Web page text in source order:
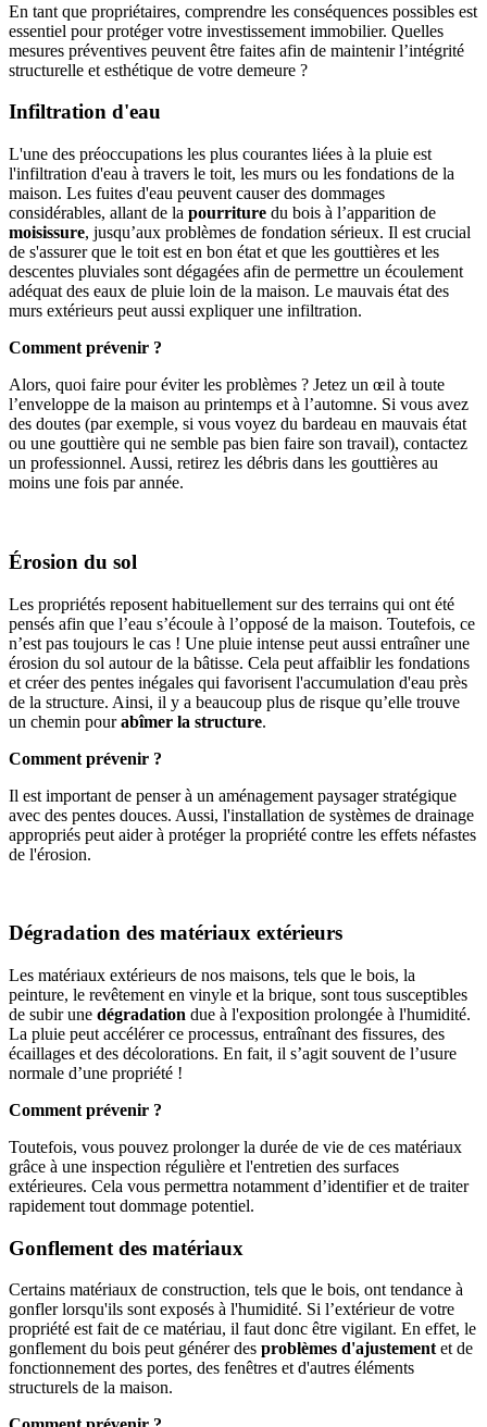
En tant que propriétaires, comprendre les conséquences possibles est
essentiel pour protéger votre investissement immobilier. Quelles
mesures préventives peuvent être faites afin de maintenir l’intégrité
structurelle et esthétique de votre demeure ?
Infiltration d'eau
L'une des préoccupations les plus courantes liées à la pluie est
l'infiltration d'eau à travers le toit, les murs ou les fondations de la
maison. Les fuites d'eau peuvent causer des dommages
considérables, allant de la pourriture du bois à l’apparition de
moisissure, jusqu’aux problèmes de fondation sérieux. Il est crucial
de s'assurer que le toit est en bon état et que les gouttières et les
descentes pluviales sont dégagées afin de permettre un écoulement
adéquat des eaux de pluie loin de la maison. Le mauvais état des
murs extérieurs peut aussi expliquer une infiltration.
Comment prévenir ?
Alors, quoi faire pour éviter les problèmes ? Jetez un œil à toute
l’enveloppe de la maison au printemps et à l’automne. Si vous avez
des doutes (par exemple, si vous voyez du bardeau en mauvais état
ou une gouttière qui ne semble pas bien faire son travail), contactez
un professionnel. Aussi, retirez les débris dans les gouttières au
moins une fois par année.
Érosion du sol
Les propriétés reposent habituellement sur des terrains qui ont été
pensés afin que l’eau s’écoule à l’opposé de la maison. Toutefois, ce
n’est pas toujours le cas ! Une pluie intense peut aussi entraîner une
érosion du sol autour de la bâtisse. Cela peut affaiblir les fondations
et créer des pentes inégales qui favorisent l'accumulation d'eau près
de la structure. Ainsi, il y a beaucoup plus de risque qu’elle trouve
un chemin pourabîmer la structure.
Comment prévenir ?
Il est important de penser à un aménagement paysager stratégique
avec des pentes douces. Aussi, l'installation de systèmes de drainage
appropriés peut aider à protéger la propriété contre les effets néfastes
de l'érosion.
Dégradation des matériaux extérieurs
Les matériaux extérieurs de nos maisons, tels que le bois, la
peinture, le revêtement en vinyle et la brique, sont tous susceptibles
de subir une dégradation due à l'exposition prolongée à l'humidité.
La pluie peut accélérer ce processus, entraînant des fissures, des
écaillages et des décolorations. En fait, il s’agit souvent de l’usure
normale d’une propriété !
Comment prévenir ?
Toutefois, vous pouvez prolonger la durée de vie de ces matériaux
grâce à une inspection régulière et l'entretien des surfaces
extérieures. Cela vous permettra notamment d’identifier et de traiter
rapidement tout dommage potentiel.
Gonflement des matériaux
Certains matériaux de construction, tels que le bois, ont tendance à
gonfler lorsqu'ils sont exposés à l'humidité. Si l’extérieur de votre
propriété est fait de ce matériau, il faut donc être vigilant. En effet, le
gonflement du bois peut générer des problèmes d'ajustement et de
fonctionnement des portes, des fenêtres et d'autres éléments
structurels de la maison.